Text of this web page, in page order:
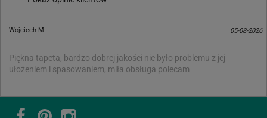
Wojciech M. 05-08-2026
Piękna tapeta, bardzo dobrej jakości nie było problemu z jej
ułożeniem i spasowaniem, miła obsługa polecam